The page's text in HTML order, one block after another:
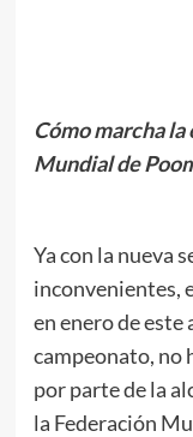
Cómo marcha
Mundial de
Ya con la nueva
inconvenientes,
en enero de
campeonato, no
por parte de la
la Federación